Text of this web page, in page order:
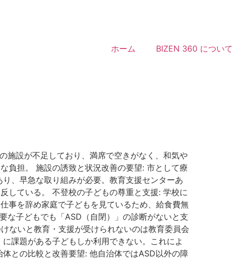
ホーム BIZEN 360 について
施設が不足しており、満席で空きがなく、和気や
負担。 施設の誘致と状況改善の要望: 市として療
、早急な取り組みが必要。教育支援センターあ
している。 不登校の子どもの尊重と支援: 学校に
事を辞め家庭で子どもを見ているため、給食費無
な子どもでも「ASD（自閉）」の診断がないと支
ないと教育・支援が受けられないのは教育委員会
課題がある子どもしか利用できない。これによ
との比較と改善要望: 他自治体ではASD以外の障